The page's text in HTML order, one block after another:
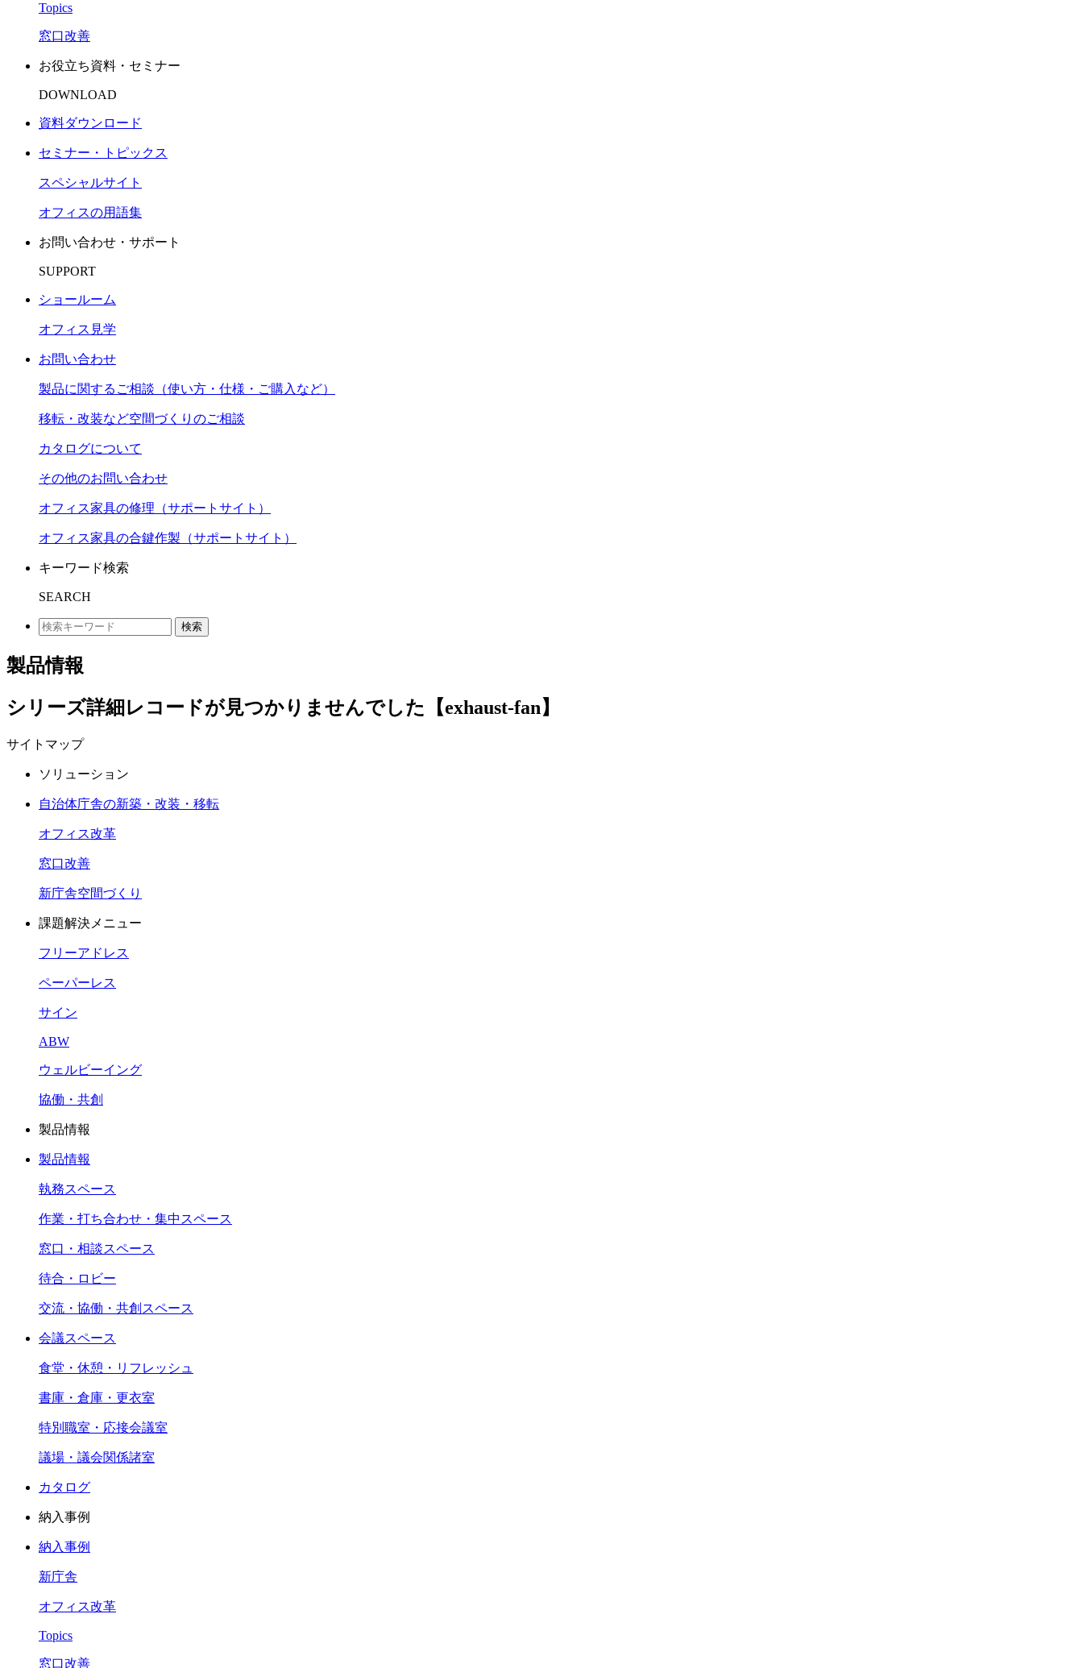
Topics
窓口改善
お役立ち資料・セミナー​
DOWNLOAD
資料ダウンロード
セミナー・トピックス​
スペシャルサイト
オフィスの用語集
お問い合わせ・サポート
SUPPORT
ショールーム
オフィス見学
お問い合わせ
製品に関するご相談（使い方・仕様・ご購入など）
移転・改装など空間づくりのご相談
カタログについて
その他のお問い合わせ
オフィス家具の修理（サポートサイト）
オフィス家具の合鍵作製（サポートサイト）
キーワード検索
SEARCH
検索
製品情報
シリーズ詳細レコードが見つかりませんでした【exhaust-fan】
サイトマップ
ソリューション
自治体庁舎の新築・改装・移転
オフィス改革
窓口改善
新庁舎空間づくり
課題解決メニュー
フリーアドレス
ペーパーレス
サイン
ABW
ウェルビーイング
協働・共創
製品情報
製品情報
執務スペース
作業・打ち合わせ・集中スペース
窓口・相談スペース
待合・ロビー
交流・協働・共創スペース
会議スペース
食堂・休憩・リフレッシュ
書庫・倉庫・更衣室
特別職室・応接会議室
議場・議会関係諸室
カタログ
納入事例
納入事例
新庁舎
オフィス改革
Topics
窓口改善